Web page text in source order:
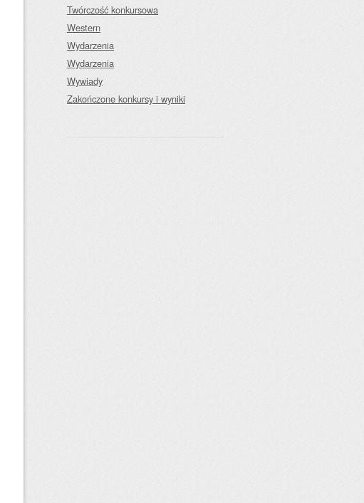
Twórczość konkursowa
Western
Wydarzenia
Wydarzenia
Wywiady
Zakończone konkursy i wyniki